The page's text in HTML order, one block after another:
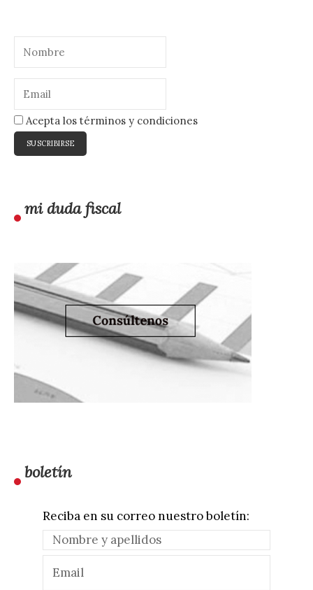
Acepta los términos y condiciones
mi duda fiscal
boletín
Reciba en su correo nuestro boletín: